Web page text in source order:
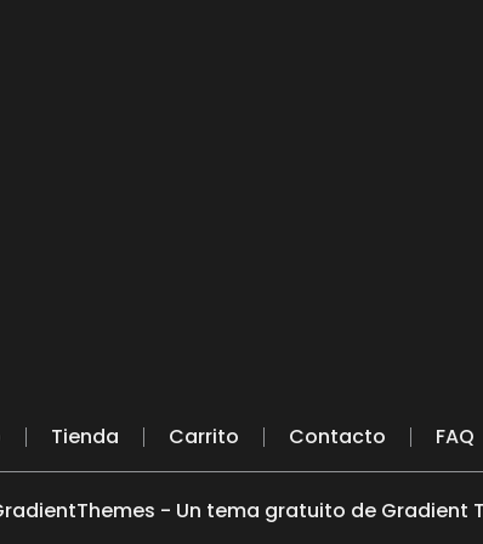
Tienda Carrito Contacto FAQ
- Un tema gratuito de Gradient